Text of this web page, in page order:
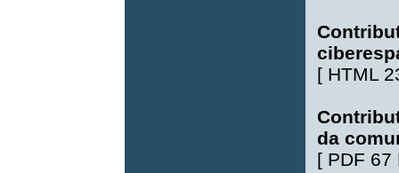
[ HTML
da
[ PDF 67